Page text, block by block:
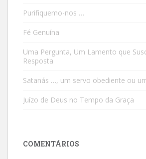
Purifiquemo-nos …
Fé Genuína
Uma Pergunta, Um Lamento que
Resposta
Satanás …, um servo obediente ou
Juízo de Deus no Tempo da Graça
COMENTÁRIOS